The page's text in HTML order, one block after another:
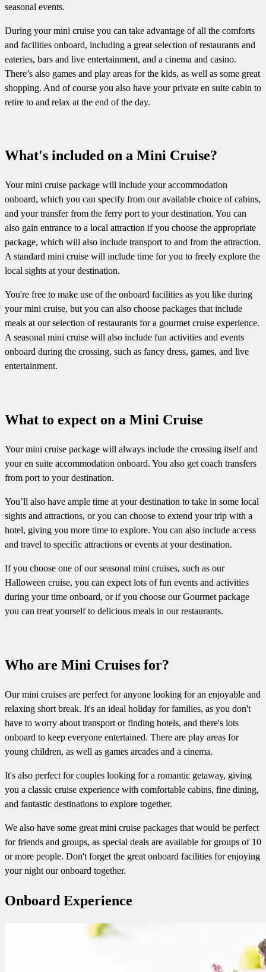
seasonal events.
During your mini cruise you can take advantage of all the comforts
and facilities onboard, including a great selection of restaurants and
eateries, bars and live entertainment, and a cinema and casino.
There’s also games and play areas for the kids, as well as some great
shopping. And of course you also have your private en suite cabin to
retire to and relax at the end of the day.
What's included on a Mini Cruise?
Your mini cruise package will include your accommodation
onboard, which you can specify from our available choice of cabins,
and your transfer from the ferry port to your destination. You can
also gain entrance to a local attraction if you choose the appropriate
package, which will also include transport to and from the attraction.
A standard mini cruise will include time for you to freely explore the
local sights at your destination.
You're free to make use of the onboard facilities as you like during
your mini cruise, but you can also choose packages that include
meals at our selection of restaurants for a gourmet cruise experience.
A seasonal mini cruise will also include fun activities and events
onboard during the crossing, such as fancy dress, games, and live
entertainment.
What to expect on a Mini Cruise
Your mini cruise package will always include the crossing itself and
your en suite accommodation onboard. You also get coach transfers
from port to your destination.
You’ll also have ample time at your destination to take in some local
sights and attractions, or you can choose to extend your trip with a
hotel, giving you more time to explore. You can also include access
and travel to specific attractions or events at your destination.
If you choose one of our seasonal mini cruises, such as our
Halloween cruise, you can expect lots of fun events and activities
during your time onboard, or if you choose our Gourmet package
you can treat yourself to delicious meals in our restaurants.
Who are Mini Cruises for?
Our mini cruises are perfect for anyone looking for an enjoyable and
relaxing short break. It's an ideal holiday for families, as you don't
have to worry about transport or finding hotels, and there's lots
onboard to keep everyone entertained. There are play areas for
young children, as well as games arcades and a cinema.
It's also perfect for couples looking for a romantic getaway, giving
you a classic cruise experience with comfortable cabins, fine dining,
and fantastic destinations to explore together.
We also have some great mini cruise packages that would be perfect
for friends and groups, as special deals are available for groups of 10
or more people. Don't forget the great onboard facilities for enjoying
your night our onboard together.
Onboard Experience